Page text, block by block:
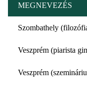
MEGNEVEZÉS
Szombathely
Veszprém (piarista
Veszprém